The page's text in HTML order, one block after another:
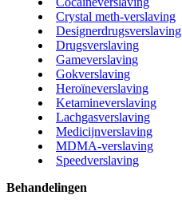
Crystal meth-verslaving
Designerdrugsverslaving
Drugsverslaving
Gameverslaving
Gokverslaving
Heroïneverslaving
Ketamineverslaving
Lachgasverslaving
Medicijnverslaving
MDMA-verslaving
Speedverslaving
Behandelingen